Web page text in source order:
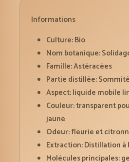
Informations
Culture: Bio
Nom botanique:
Famille: Astéracées
Partie distillée:
Aspect: liquide mobile
Couleur: transparent
jaune
Odeur: fleurie et
Extraction: Distillation à
Molécules principales: